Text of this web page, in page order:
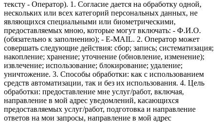
тексту - Оператор). 1. Согласие дается на обработку одной,
нескольких или всех категорий персональных данных, не
являющихся специальными или биометрическими,
предоставляемых мною, которые могут включать: - Ф.И.О.
(обязательно к заполнению); - E-MAIL. 2. Оператор может
совершать следующие действия: сбор; запись; систематизация;
накопление; хранение; уточнение (обновление, изменение);
извлечение; использование; блокирование; удаление;
уничтожение. 3. Способы обработки: как с использованием
средств автоматизации, так и без их использования. 4. Цель
обработки: предоставление мне услуг/работ, включая,
направление в мой адрес уведомлений, касающихся
предоставляемых услуг/работ, подготовка и направление
ответов на мои запросы, направление в мой адрес